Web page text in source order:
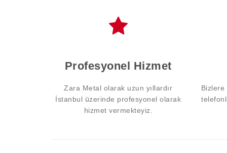
Profesyonel Hizmet
Zara Metal olarak uzun yıllardır
İstanbul üzerinde profesyonel olarak
hizmet vermekteyiz.
Bizlere